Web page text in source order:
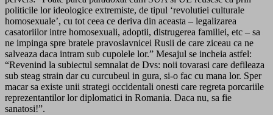
politicile lor ideologice extremiste, de tipul ‘revolutiei culturale
homosexuale’, cu tot ceea ce deriva din aceasta – legalizarea
casatoriilor intre homosexuali, adoptii, distrugerea familiei, etc – sa
ne impinga spre bratele pravoslavnicei Rusii de care ziceau ca ne
salveaza daca intram sub cupolele lor.” Mesajul se incheia astfel:
“Revenind la subiectul semnalat de Dvs: noii tovarasi care defileaza
sub steag strain dar cu curcubeul in gura, si-o fac cu mana lor. Sper
macar sa existe unii strategi occidentali onesti care regreta porcariile
reprezentantilor lor diplomatici in Romania. Daca nu, sa fie
sanatosi!”.